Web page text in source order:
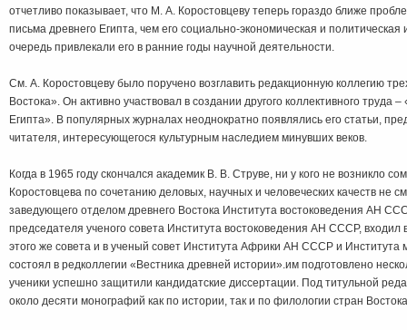
отчетливо показывает, что М. А. Коростовцеву теперь гораздо ближе
письма древнего Египта, чем его социально-экономическая и
очередь привлекали его в ранние годы научной деятельности.
См. А. Коростовцеву было поручено возглавить редакционную коллегию
Востока». Он активно участвовал в создании другого коллективного труда
Египта». В популярных журналах неоднократно появлялись его статьи,
читателя, интересующегося культурным наследием минувших веков.
Когда в 1965 году скончался академик В. В. Струве, ни у кого не возникло
Коростовцева по сочетанию деловых, научных и человеческих качеств не
заведующего отделом древнего Востока Института востоковедения АН
председателя ученого совета Института востоковедения АН СССР, входил
этого же совета и в ученый совет Института Африки АН СССР и
состоял в редколлегии «Вестника древней истории».им подготовлено
ученики успешно защитили кандидатские диссертации. Под титульной
около десяти монографий как по истории, так и по филологии стран